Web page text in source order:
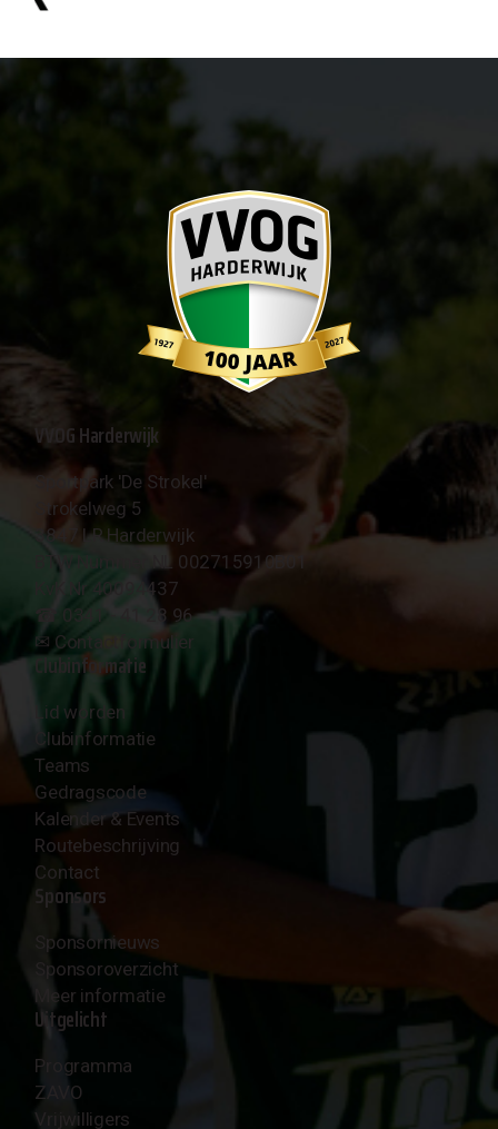
VVOG Harderwijk
Sportpark 'De Strokel'
Strokelweg 5
3847 LR Harderwijk
BTW Nummer NL 002715910B01
KvK Nr 40094437
☎︎ 0341 - 41 28 96
✉︎ Contactformulier
Clubinformatie
Lid worden
Clubinformatie
Teams
Gedragscode
Kalender & Events
Routebeschrijving
Contact
Sponsors
Sponsornieuws
Sponsoroverzicht
Meer informatie
Uitgelicht
Programma
ZAVO
Vrijwilligers